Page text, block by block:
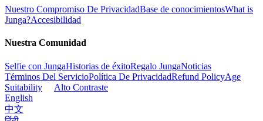
Nuestro Compromiso De PrivacidadBase de conocimientosWhat is
Junga?Accesibilidad
Nuestra Comunidad
Selfie con JungaHistorias de éxitoRegalo JungaNoticias
Términos Del ServicioPolítica De PrivacidadRefund PolicyAge
Suitability
Alto Contraste
English
中文